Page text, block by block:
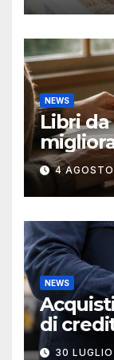
NEWS
Libri
4
NEWS
di
30